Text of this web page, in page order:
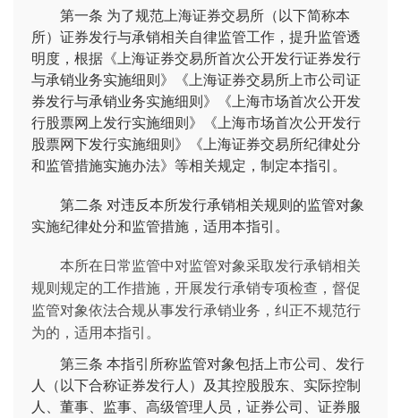
第一条 为了规范上海证券交易所（以下简称本
所）证券发行与承销相关自律监管工作，提升监管透
明度，根据《上海证券交易所首次公开发行证券发行
与承销业务实施细则》
《上海证券交易所上市公司证
券发行与承销业务实施细则》《上海市场首次公开发
行股票网上发行实施细则》《上海市场首次公开发行
股票网下发行实施细则》《上海证券交易所纪律处分
和监管措施实施办法》等相关规定，制定本指引。
第二条 对违反本所发行承销相关规则的监管对象
实施纪律处分和监管措施，适用本指引。
本所在日常监管中对监管对象采取发行承销相关
规则规定的工作措施，开展发行承销专项检查，督促
监管对象依法合规从事发行承销业务，纠正不规范行
为的，适用本指引。
第三条 本指引所称监管对象包括上市公司、发行
人（以下合称证券发行人）及其控股股东、实际控制
人、董事、监事、高级管理人员，证券公司、证券服